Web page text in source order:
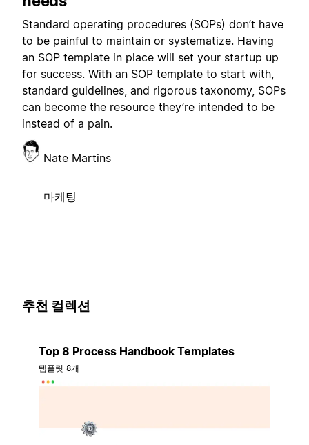
Standard operating procedures (SOPs) don’t have
to be painful to maintain or systematize. Having
an SOP template in place will set your startup up
for success. With an SOP template to start with,
standard guidelines, and rigorous taxonomy, SOPs
can become the resource they’re intended to be
instead of a pain.
Nate Martins
마케팅
추천 컬렉션
Top 8 Process Handbook Templates
템플릿 8개